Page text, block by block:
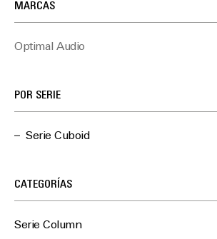
MARCAS
Optimal Audio
POR SERIE
Serie Cuboid
CATEGORÍAS
Serie Column